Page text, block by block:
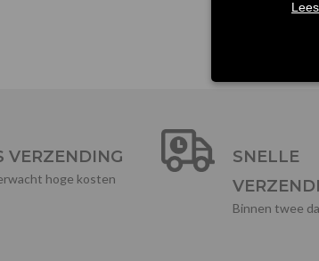
VERZENDING
hoge kosten
SNELLE
Binnen twee